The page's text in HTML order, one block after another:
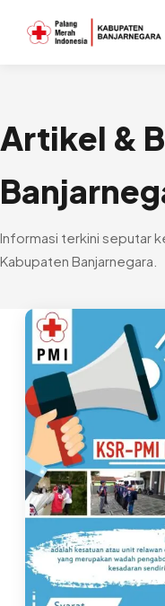
Artikel &
Informasi terkini seputar
Kabupaten Banjarnegara.